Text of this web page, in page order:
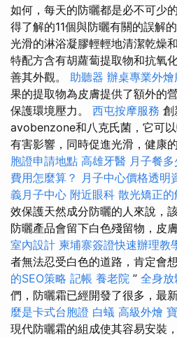
如何，每天的防曬都是必不可少
得了解的11個與防曬有關的誤解
光滑的淋浴凝膠輕輕地清潔乾燥
特配方含有胡蘿蔔提取物和抗氧
善其外觀。 助聽器 辦桌專業外燴
果的提取物為皮膚提供了額外的
保護環境壓力。 西屯按摩服務 創
avobenzone和八克氏菌，它可
有害影響，同時促進光滑，健康
胞證申請地點 高雄牙醫 月子餐
費用怎麼算？ 月子中心價格透明
義月子中心 附近眼科 散光矯正
效保護天然成分防曬的人來說，
防曬產品會留下白色殘留物，皮
室內設計 柬埔寨簽證快速辦理教
者無法忍受白色的道路，肯定會
的SEO策略 記帳 養老院 ” 全身
們，防曬霜已經開發了很多，最
麼是卡式台胞證 白蟻 高級外燴
現代防曬霜的組成使其容易安裝